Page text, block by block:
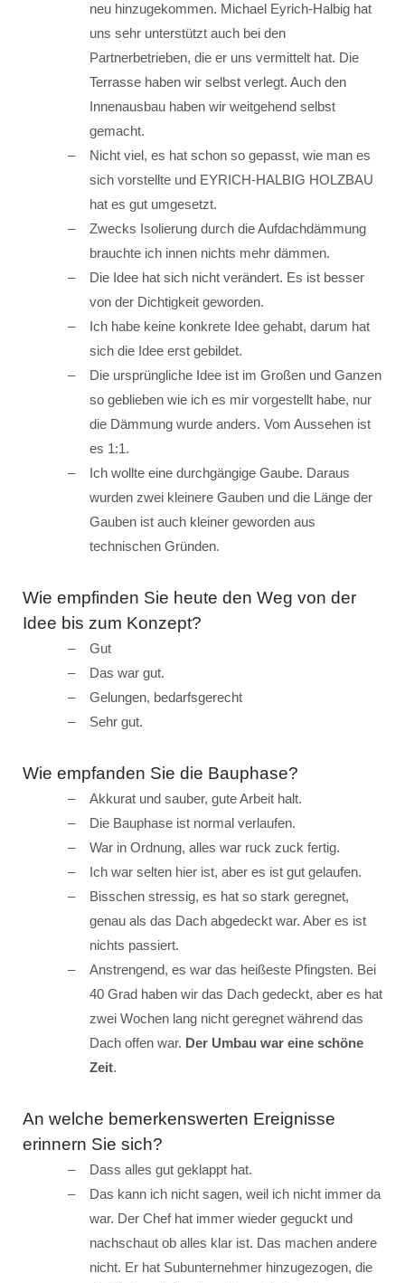
neu hinzugekommen. Michael Eyrich-Halbig hat
uns sehr unterstützt auch bei den
Partnerbetrieben, die er uns vermittelt hat. Die
Terrasse haben wir selbst verlegt. Auch den
Innenausbau haben wir weitgehend selbst
gemacht.
Nicht viel, es hat schon so gepasst, wie man es
sich vorstellte und EYRICH-HALBIG HOLZBAU
hat es gut umgesetzt.
Zwecks Isolierung durch die Aufdachdämmung
brauchte ich innen nichts mehr dämmen.
Die Idee hat sich nicht verändert. Es ist besser
von der Dichtigkeit geworden.
Ich habe keine konkrete Idee gehabt, darum hat
sich die Idee erst gebildet.
Die ursprüngliche Idee ist im Großen und Ganzen
so geblieben wie ich es mir vorgestellt habe, nur
die Dämmung wurde anders. Vom Aussehen ist
es 1:1.
Ich wollte eine durchgängige Gaube. Daraus
wurden zwei kleinere Gauben und die Länge der
Gauben ist auch kleiner geworden aus
technischen Gründen.
Wie empfinden Sie heute den Weg von der
Idee bis zum Konzept?
Gut
Das war gut.
Gelungen, bedarfsgerecht
Sehr gut.
Wie empfanden Sie die Bauphase?
Akkurat und sauber, gute Arbeit halt.
Die Bauphase ist normal verlaufen.
War in Ordnung, alles war ruck zuck fertig.
Ich war selten hier ist, aber es ist gut gelaufen.
Bisschen stressig, es hat so stark geregnet,
genau als das Dach abgedeckt war. Aber es ist
nichts passiert.
Anstrengend, es war das heißeste Pfingsten. Bei
40 Grad haben wir das Dach gedeckt, aber es hat
zwei Wochen lang nicht geregnet während das
Dach offen war. Der Umbau war eine schöne
Zeit.
An welche bemerkenswerten Ereignisse
erinnern Sie sich?
Dass alles gut geklappt hat.
Das kann ich nicht sagen, weil ich nicht immer da
war. Der Chef hat immer wieder geguckt und
nachschaut ob alles klar ist. Das machen andere
nicht. Er hat Subunternehmer hinzugezogen, die